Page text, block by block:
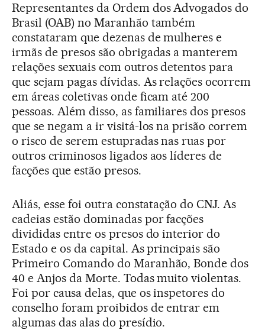
Representantes da Ordem dos Advogados do
Brasil (OAB) no Maranhão também
constataram que dezenas de mulheres e
irmãs de presos são obrigadas a manterem
relações sexuais com outros detentos para
que sejam pagas dívidas. As relações ocorrem
em áreas coletivas onde ficam até 200
pessoas. Além disso, as familiares dos presos
que se negam a ir visitá-los na prisão correm
o risco de serem estupradas nas ruas por
outros criminosos ligados aos líderes de
facções que estão presos.
Aliás, esse foi outra constatação do CNJ. As
cadeias estão dominadas por facções
divididas entre os presos do interior do
Estado e os da capital. As principais são
Primeiro Comando do Maranhão, Bonde dos
40 e Anjos da Morte. Todas muito violentas.
Foi por causa delas, que os inspetores do
conselho foram proibidos de entrar em
algumas das alas do presídio.